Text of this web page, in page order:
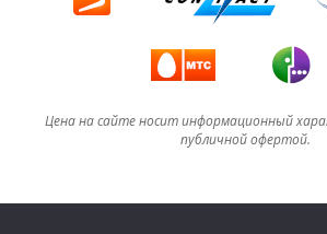
Цена на сайте носит информационный
публичной офертой.